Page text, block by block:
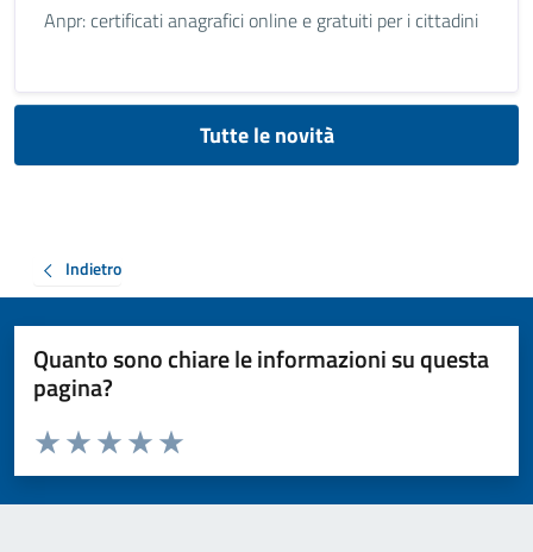
Anpr: certificati anagrafici online e gratuiti per i cittadini
Tutte le novità
Indietro
Quanto sono chiare le informazioni su questa
pagina?
Valuta da 1 a 5 stelle la pagina
Valuta 5 stelle su 5
Valuta 4 stelle su 5
Valuta 3 stelle su 5
Valuta 2 stelle su 5
Valuta 1 stelle su 5